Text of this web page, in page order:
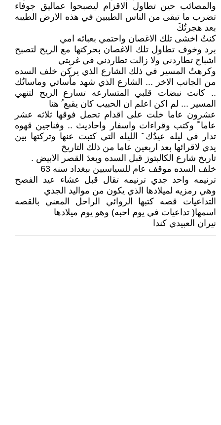
والمصائب حين تطاول الاقزام ليصبحوا عماليق جوفاء
تضرب ما تبقى من الناس الطيبين في هذه الارض الطيبه
بعد هجرتُكَ
كنتٌ اخشى تلك الاغصان واحتمي بعبائه امي
برد وخوف تطاول تلك الاغصان بحركتها مع الريح لتصبح
اشباح تطاردني ولا زالت تطاردني في غربتي
وكرهتُ المسير في ذلك الشارع الذي يركن خلف السده
من الجانب الاخر ... الشارع الذي شهد ماْساتي وماساتُك
.. كانت نبضات قلبي المتسارعه تسارع الريح لتنهي
المسير ... لم اكن اعلم ان الحبيب كان يقبع ُ هنا
عشرون عاما خلت على اقدام تحمل فوقها ثلاثه عشر
عاما ً وكتب وقراءات واسفار واحاديث .. وفناجين قهوه
تدار في ليله عيدُك َ الليله التي كتبت عنها وتركتها بين
يدي لاقرائها بعد اربعين عاما من ذلك التاريخ
تاريخ شارع الكالبتوز قبل السده وبعدَ القصر الابيض .
خلف السده موقف عام للسياسيين ببغداد سنه 63
ترنيمه واحد جدي ترنيمه تقال قبل عشاء عيد الفصح
وهي رمزيه لميلادها الذي يكون من مواليد الجدي
التداعيات قصه كتبها الروائي الراحل المعني بالقصه
اسمها( تداعيات في يوم احبه) وهو يوم ميلادها
نيران العبيدي كندا